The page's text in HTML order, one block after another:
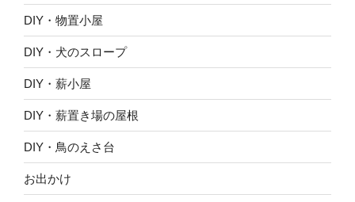
DIY・物置小屋
DIY・犬のスロープ
DIY・薪小屋
DIY・薪置き場の屋根
DIY・鳥のえさ台
お出かけ